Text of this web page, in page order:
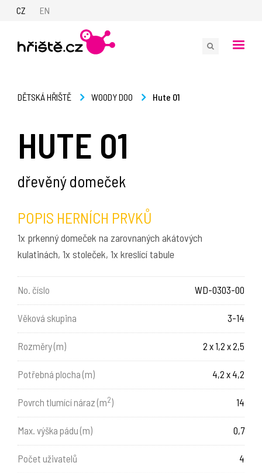
CZ EN
DĚTSKÁ HŘIŠTĚ WOODY DOO Hute 01
HUTE 01
dřevěný domeček
POPIS HERNÍCH PRVKŮ
1x prkenný domeček na zarovnaných akátových
kulatinách, 1x stoleček, 1x kreslící tabule
No. číslo WD-0303-00
Věková skupina 3-14
Rozměry (m) 2 x 1,2 x 2,5
Potřebná plocha (m) 4,2 x 4,2
Povrch tlumící náraz (m2) 14
Max. výška pádu (m) 0,7
Počet uživatelů 4